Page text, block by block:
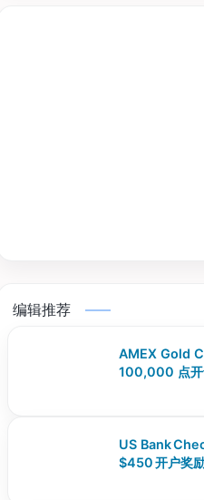
编辑推荐
AMEX Gold
100,000 点开
US Bank
$450 开户奖励